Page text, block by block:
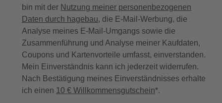
bin mit der Nutzung meiner personenbezogenen
Daten durch hagebau, die E-Mail-Werbung, die
Analyse meines E-Mail-Umgangs sowie die
Zusammenführung und Analyse meiner Kaufdaten,
Coupons und Kartenvorteile umfasst, einverstanden.
Mein Einverständnis kann ich jederzeit widerrufen.
Nach Bestätigung meines Einverständnisses erhalte
ich einen 10 € Willkommensgutschein*.